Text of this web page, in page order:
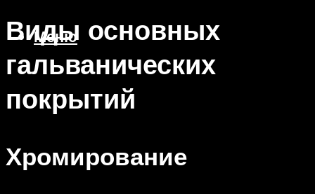
Меню
Виды основных
гальванических
покрытий
Хромирование